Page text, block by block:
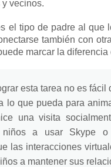
vecinos.
el tipo de padre al
también con
marcar la
esta tarea no es fácil
lo que pueda para
una visita
a usar Skype o
las interacciones
a mantener sus